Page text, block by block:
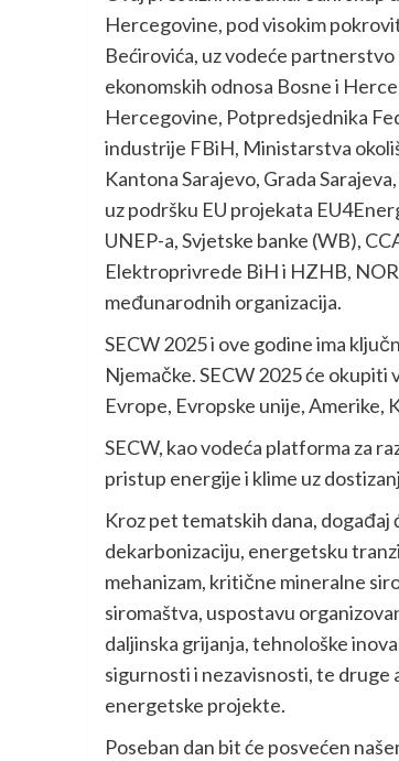
Hercegovine, pod visokim
Bećirovića, uz vodeće
ekonomskih odnosa Bosne i
Hercegovine, Potpredsjednika
industrije FBiH, Ministarstva
Kantona Sarajevo, Grada
uz podršku EU projekata
UNEP-a, Svjetske banke (WB),
Elektroprivrede BiH i HZHB,
međunarodnih organizacija.
SECW 2025 i ove godine ima
Njemačke. SECW 2025 će
Evrope, Evropske unije, Amerike,
SECW, kao vodeća platforma za
pristup energije i klime uz
Kroz pet tematskih dana,
dekarbonizaciju, energetsku
mehanizam, kritične mineralne
siromaštva, uspostavu
daljinska grijanja, tehnološke
sigurnosti i nezavisnosti, te
energetske projekte.
Poseban dan bit će posvećen